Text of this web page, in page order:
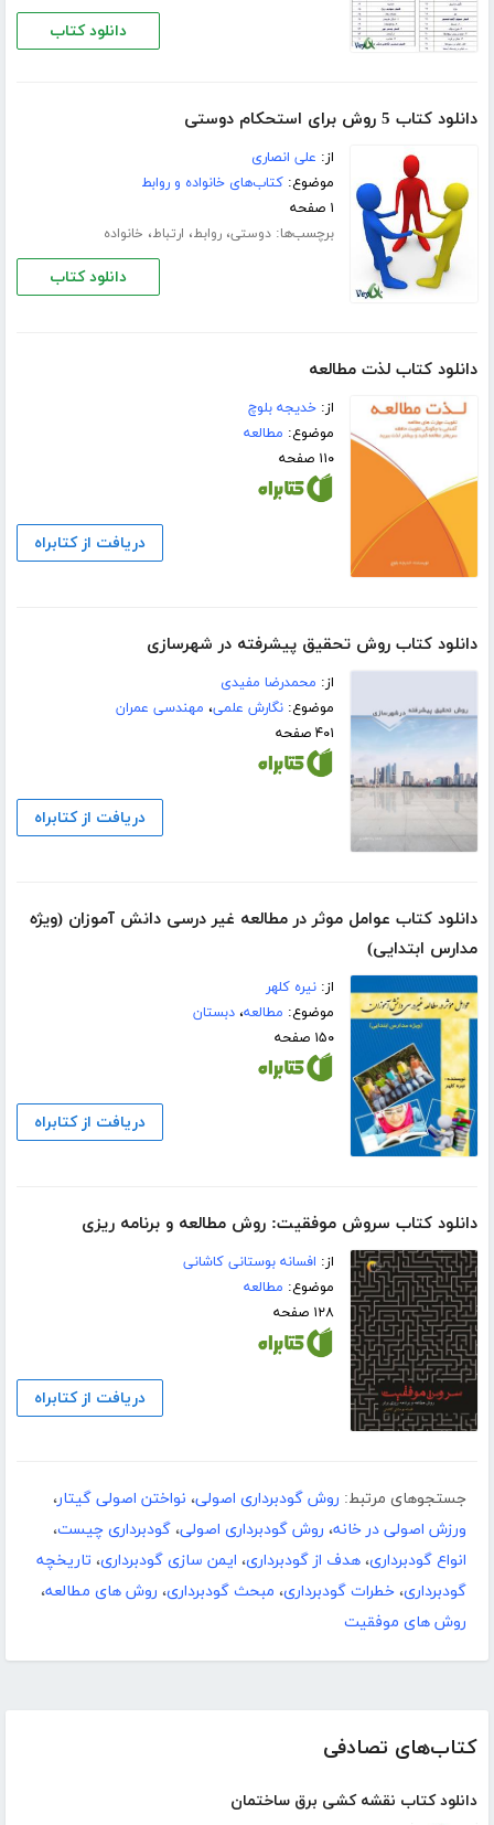
کتاب‌های تصادفی
دانلود کتاب نقشه کشی برق ساختمان
دانلود کتاب
دانلود کتاب 5 روش برای استحکام دوستی
از: علی انصاری
موضوع:کتاب‌های خانواده و روابط
۱ صفحه
برچسب‌ها:دوستی،روابط، ارتباط، خانواده
دانلود کتاب
دانلود کتاب لذت مطالعه
از:خدیجه بلوچ
موضوع: مطالعه
۱۱۰ صفحه
دریافت از کتابراه
دانلود کتاب روش تحقیق پیشرفته در شهرسازی
از: محمدرضا مفیدی
موضوع:نگارش علمی، مهندسی عمران
۴۰۱ صفحه
دریافت از کتابراه
دانلود کتاب عوامل موثر در مطالعه غیر درسی دانش آموزان (ویژه
مدارس ابتدایی)
از:نیره کلهر
موضوع: مطالعه،دبستان
۱۵۰ صفحه
دریافت از کتابراه
دانلود کتاب سروش موفقیت: روش مطالعه و برنامه ریزی
از: افسانه بوستانى کاشانى
موضوع: مطالعه
۱۲۸ صفحه
دریافت از کتابراه
جستجوهای مرتبط: روش گودبرداری اصولی، نواختن اصولی گیتار،
ورزش اصولی در خانه، روش گودبرداری اصولی، گودبرداری چیست،
انواع گودبرداری، هدف از گودبرداری، ایمن سازی گودبرداری، تاریخچه
گودبرداری، خطرات گودبرداری، مبحث گودبرداری، روش های مطالعه،
روش های موفقیت